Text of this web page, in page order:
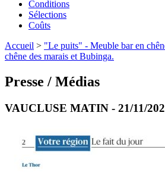
Conditions
Sélections
Coûts
Accueil > "Le puits" - Meuble bar en
chêne des marais et Bubinga.
Presse / Médias
VAUCLUSE MATIN - 21/11/